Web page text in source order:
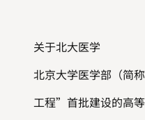
关于北大医学
北京大学医学部（简称
工程” 首批建设的高